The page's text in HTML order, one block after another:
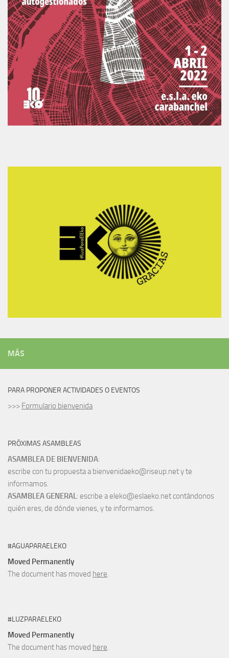
MÁS
PARA PROPONER ACTIVIDADES O EVENTOS
>>> Formulario bienvenida
PRÓXIMAS ASAMBLEAS
ASAMBLEA DE BIENVENIDA:
escribe con tu propuesta a bienvenidaeko@riseup.net y te
informamos.
ASAMBLEA GENERAL: escribe a eleko@eslaeko.net contándonos
quién eres, de dónde vienes, y te informamos.
#AGUAPARAELEKO
Moved Permanently
The document has moved here.
#LUZPARAELEKO
Moved Permanently
The document has moved here.